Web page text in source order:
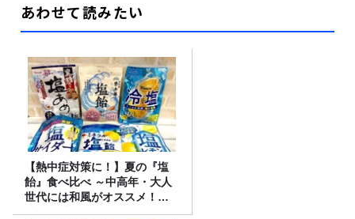
あわせて読みたい
【熱中症対策に！】夏の『塩
飴』食べ比べ ～中高年・大人
世代には和風がオススメ！
味・食感・機能性いろいろ！